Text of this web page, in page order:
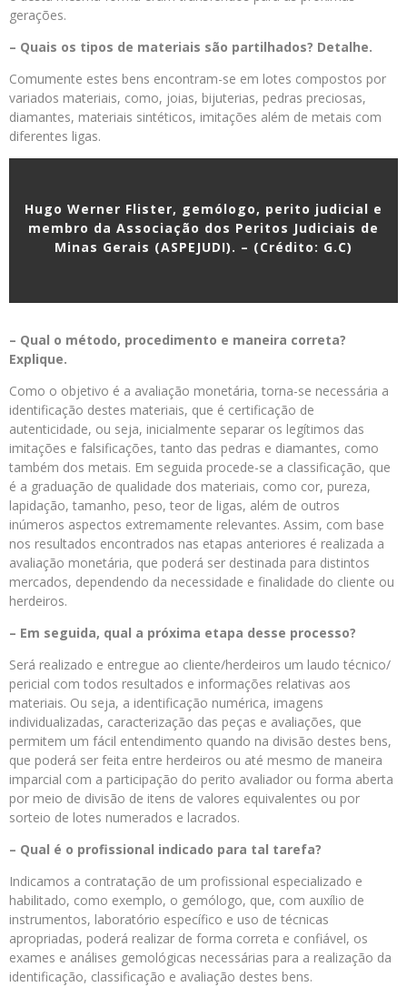
gerações.
– Quais os tipos de materiais são partilhados? Detalhe.
Comumente estes bens encontram-se em lotes compostos por
variados materiais, como, joias, bijuterias, pedras preciosas,
diamantes, materiais sintéticos, imitações além de metais com
diferentes ligas.
Hugo Werner Flister, gemólogo, perito judicial e
membro da Associação dos Peritos Judiciais de
Minas Gerais (ASPEJUDI). – (Crédito: G.C)
– Qual o método, procedimento e maneira correta?
Explique.
Como o objetivo é a avaliação monetária, torna-se necessária a
identificação destes materiais, que é certificação de
autenticidade, ou seja, inicialmente separar os legítimos das
imitações e falsificações, tanto das pedras e diamantes, como
também dos metais. Em seguida procede-se a classificação, que
é a graduação de qualidade dos materiais, como cor, pureza,
lapidação, tamanho, peso, teor de ligas, além de outros
inúmeros aspectos extremamente relevantes. Assim, com base
nos resultados encontrados nas etapas anteriores é realizada a
avaliação monetária, que poderá ser destinada para distintos
mercados, dependendo da necessidade e finalidade do cliente ou
herdeiros.
– Em seguida, qual a próxima etapa desse processo?
Será realizado e entregue ao cliente/herdeiros um laudo técnico/
pericial com todos resultados e informações relativas aos
materiais. Ou seja, a identificação numérica, imagens
individualizadas, caracterização das peças e avaliações, que
permitem um fácil entendimento quando na divisão destes bens,
que poderá ser feita entre herdeiros ou até mesmo de maneira
imparcial com a participação do perito avaliador ou forma aberta
por meio de divisão de itens de valores equivalentes ou por
sorteio de lotes numerados e lacrados.
– Qual é o profissional indicado para tal tarefa?
Indicamos a contratação de um profissional especializado e
habilitado, como exemplo, o gemólogo, que, com auxílio de
instrumentos, laboratório específico e uso de técnicas
apropriadas, poderá realizar de forma correta e confiável, os
exames e análises gemológicas necessárias para a realização da
identificação, classificação e avaliação destes bens.